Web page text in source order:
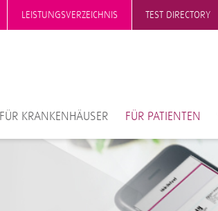
LEISTUNGSVERZEICHNIS TEST DIRECTORY
FÜR KRANKENHÄUSER FÜR PATIENTEN